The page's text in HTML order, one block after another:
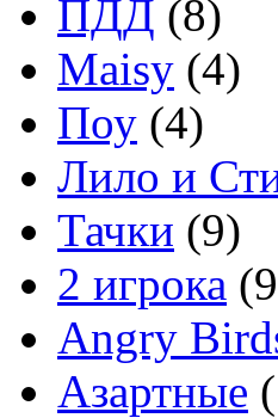
ПДД (8)
Maisy (4)
Поу (4)
Лило и
Тачки (9)
2 игрока
Angry
Азартные